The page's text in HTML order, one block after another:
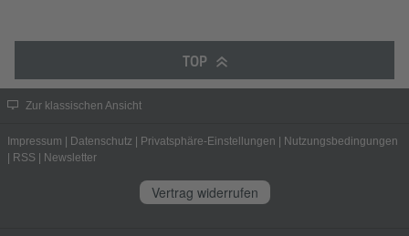
TOP
Zur klassischen Ansicht
Impressum | Datenschutz | Privatsphäre-Einstellungen | Nutzungsbedingungen
| RSS | Newsletter
Vertrag widerrufen